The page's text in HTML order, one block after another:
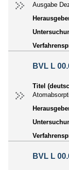
Ausgabe
BVL L
Titel
BVL L